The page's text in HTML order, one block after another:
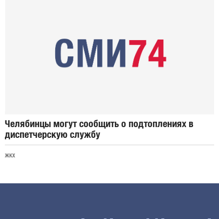
Челябинцы могут сообщить о подтоплениях в
диспетчерскую службу
ЖКХ